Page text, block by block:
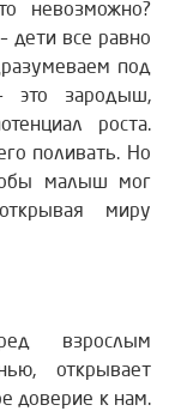
невозможно?
дети все равно
под
это зародыш,
роста.
поливать. Но
малыш мог
миру
взрослым
открывает
доверие к нам.